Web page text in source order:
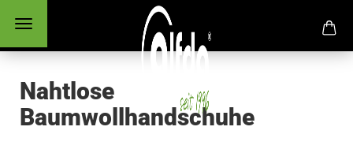
Nahtlose
Baumwollhandschuhe